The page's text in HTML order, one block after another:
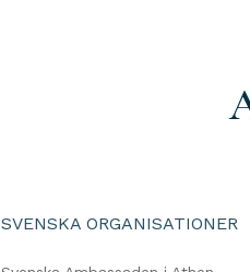
SVENSKA ORGANISATIONER